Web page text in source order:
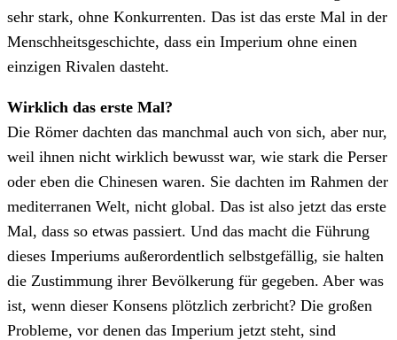
sehr stark, ohne Konkurrenten. Das ist das erste Mal in der
Menschheitsgeschichte, dass ein Imperium ohne einen
einzigen Rivalen dasteht.
Wirklich das erste Mal?
Die Römer dachten das manchmal auch von sich, aber nur,
weil ihnen nicht wirklich bewusst war, wie stark die Perser
oder eben die Chinesen waren. Sie dachten im Rahmen der
mediterranen Welt, nicht global. Das ist also jetzt das erste
Mal, dass so etwas passiert. Und das macht die Führung
dieses Imperiums außerordentlich selbstgefällig, sie halten
die Zustimmung ihrer Bevölkerung für gegeben. Aber was
ist, wenn dieser Konsens plötzlich zerbricht? Die großen
Probleme, vor denen das Imperium jetzt steht, sind